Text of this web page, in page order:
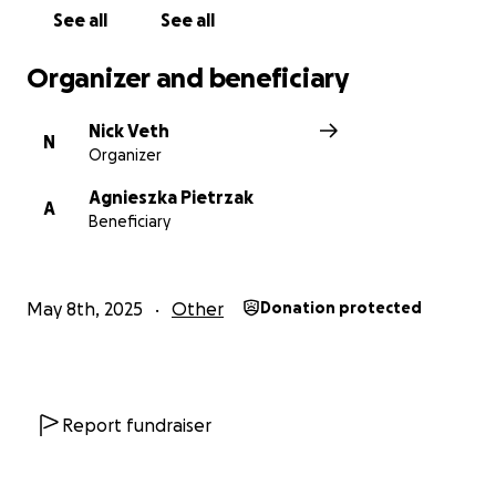
potrzeby i napraw.
znaczy wiele.
wsparcie, zaangażowanie i współczucie.
See all See all
Organizer and beneficiary
N
Nick Veth
Organizer
A
Agnieszka Pietrzak
Beneficiary
May 8th, 2025 Other Donation protected
Report fundraiser